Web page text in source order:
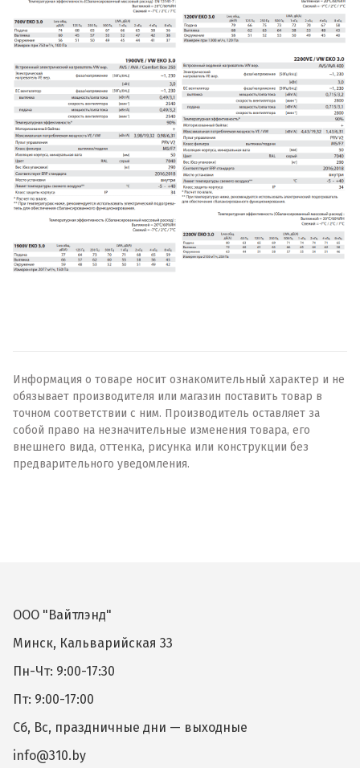
Информация о товаре носит ознакомительный характер и не
обязывает производителя или магазин поставить товар в
точном соответствии с ним. Производитель оставляет за
собой право на незначительные изменения товара, его
внешнего вида, оттенка, рисунка или конструкции без
предварительного уведомления.
ООО "Вайтлэнд"
Минск, Кальварийская 33
Пн-Чт: 9:00-17:30
Пт: 9:00-17:00
Сб, Вс, праздничные дни — выходные
info@310.by